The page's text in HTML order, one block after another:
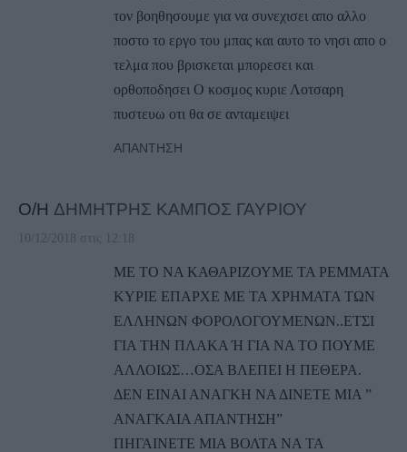
τον βοηθησουμε για να συνεχισει απο αλλο
ποστο το εργο του μπας και αυτο το νησι απο ο
τελμα που βρισκεται μπορεσει και
ορθοποδησει Ο κοσμος κυριε Λοτσαρη
πυστευω οτι θα σε ανταμειψει
ΑΠΆΝΤΗΣΗ
Ο/Η ΔΗΜΗΤΡΗΣ ΚΑΜΠΟΣ ΓΑΥΡΙΟΥ
10/12/2018 στις 12:18
ΜΕ ΤΟ ΝΑ ΚΑΘΑΡΙΖΟΥΜΕ ΤΑ ΡΕΜΜΑΤΑ
ΚΥΡΙΕ ΕΠΑΡΧΕ ΜΕ ΤΑ ΧΡΗΜΑΤΑ ΤΩΝ
ΕΛΛΗΝΩΝ ΦΟΡΟΛΟΓΟΥΜΕΝΩΝ..ΕΤΣΙ
ΓΙΑ ΤΗΝ ΠΛΑΚΑ Ή ΓΙΑ ΝΑ ΤΟ ΠΟΥΜΕ
ΑΛΛΟΙΩΣ…ΟΣΑ ΒΛΕΠΕΙ Η ΠΕΘΕΡΑ.
ΔΕΝ ΕΙΝΑΙ ΑΝΑΓΚΗ ΝΑ ΔΙΝΕΤΕ ΜΙΑ ”
ΑΝΑΓΚΑΙΑ ΑΠΑΝΤΗΣΗ”
ΠΗΓΑΙΝΕΤΕ ΜΙΑ ΒΟΛΤΑ ΝΑ ΤΑ